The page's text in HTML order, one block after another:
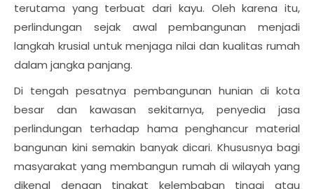
terutama yang terbuat dari kayu. Oleh karena itu,
perlindungan sejak awal pembangunan menjadi
langkah krusial untuk menjaga nilai dan kualitas rumah
dalam jangka panjang.
Di tengah pesatnya pembangunan hunian di kota
besar dan kawasan sekitarnya, penyedia jasa
perlindungan terhadap hama penghancur material
bangunan kini semakin banyak dicari. Khususnya bagi
masyarakat yang membangun rumah di wilayah yang
dikenal dengan tingkat kelembaban tinggi atau